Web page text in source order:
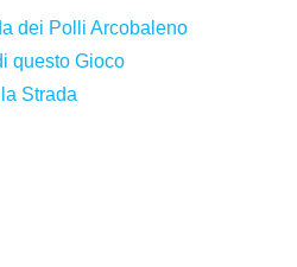
dei Polli Arcobaleno
questo Gioco
Strada